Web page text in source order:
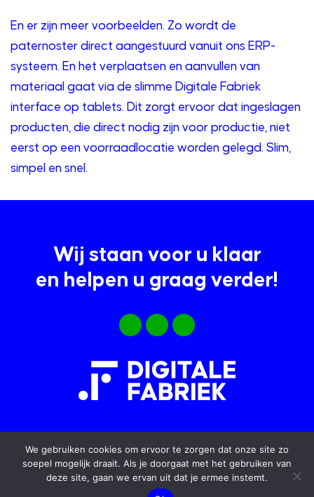
En er zijn meer voorbeelden. Zo wordt de
paternoster direct aangestuurd vanuit ons ERP-
systeem. En het verplaatsen en aanvullen van
materiaal gaat via de slimme Digitale Fabriek
interface op tablets. Dit zorgt ervoor dat ingeslagen
producten, die direct nodig zijn voor productie, niet
eerst op een voorraadlocatie worden gelegd. Slim,
simpel en snel.
Wij staan voor u klaar
en helpen u graag verder!
© [2022] Digitale Fabriek
Privacy verklaring
We gebruiken cookies om ervoor te zorgen dat onze site zo
soepel mogelijk draait. Als je doorgaat met het gebruiken van
deze site, gaan we ervan uit dat je ermee instemt.